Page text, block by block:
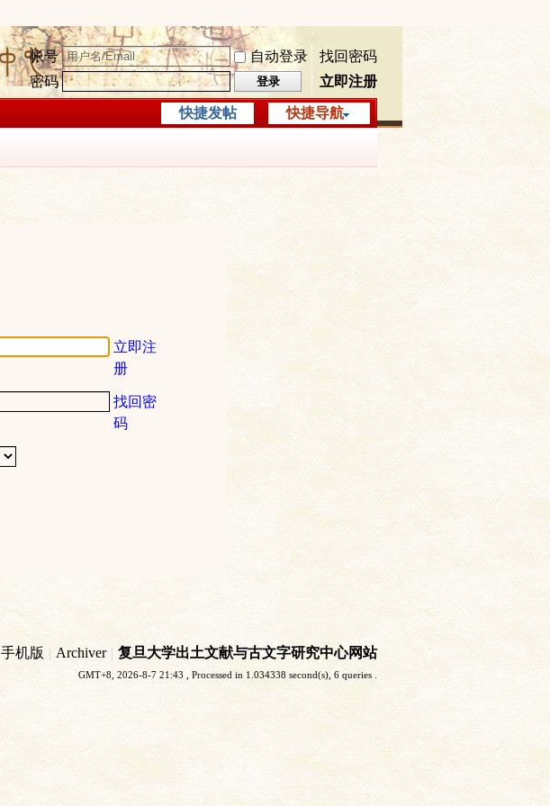
帐号 自动登录
找回密码
密码
登录 立即注册
快捷导航
快捷发帖
立即注
册
找回密
码
手机版 | Archiver | 复旦大学出土文献与古文字研究中心网站
GMT+8, 2026-8-7 21:43 , Processed in 1.034338 second(s), 6 queries .